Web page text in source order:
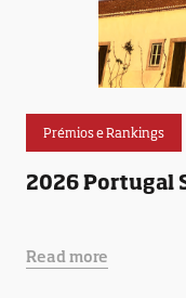
Prémios e Rankings
2026 Portugal
Read more